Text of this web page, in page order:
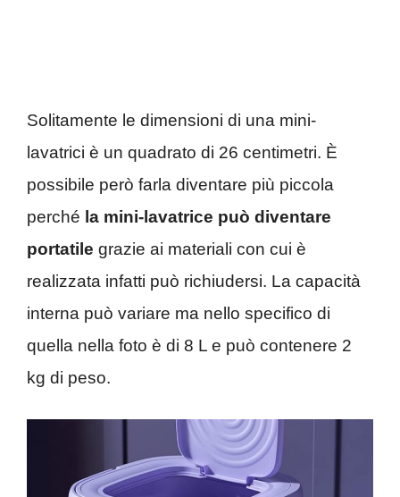
Solitamente le dimensioni di una mini-
lavatrici è un quadrato di 26 centimetri. È
possibile però farla diventare più piccola
perché la mini-lavatrice può diventare
portatile grazie ai materiali con cui è
realizzata infatti può richiudersi. La capacità
interna può variare ma nello specifico di
quella nella foto è di 8 L e può contenere 2
kg di peso.